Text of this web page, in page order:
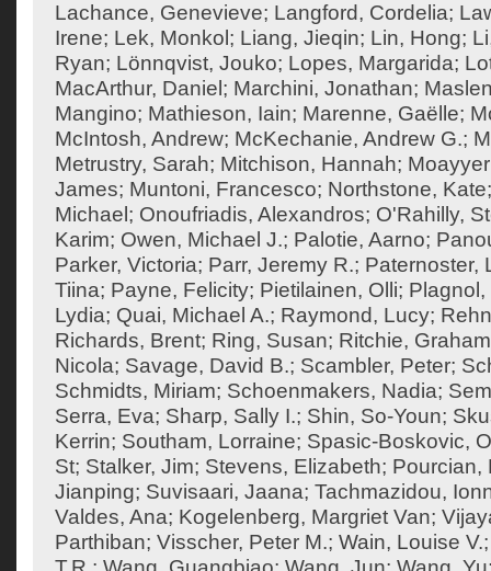
Lachance, Genevieve; Langford, Cordelia;
Irene; Lek, Monkol ; Liang, Jieqin; Lin, Hong;
Ryan; Lönnqvist, Jouko; Lopes, Margarida;
MacArthur, Daniel ; Marchini, Jonathan;
Mangino; Mathieson, Iain; Marenne, Gaëlle;
McIntosh, Andrew; McKechanie, Andrew G.;
Metrustry, Sarah; Mitchison, Hannah;
James; Muntoni, Francesco; Northstone, Kate
Michael ; Onoufriadis, Alexandros; O'Rahilly,
Karim; Owen, Michael J.; Palotie, Aarno;
Parker, Victoria; Parr, Jeremy R.; Paternoster,
Tiina; Payne, Felicity; Pietilainen, Olli;
Lydia; Quai, Michael A.; Raymond, Lucy;
Richards, Brent; Ring, Susan; Ritchie,
Nicola; Savage, David B.; Scambler, Peter;
Schmidts, Miriam; Schoenmakers, Nadia;
Serra, Eva; Sharp, Sally I.; Shin, So-Youn;
Kerrin; Southam, Lorraine; Spasic-Boskovic,
St; Stalker, Jim; Stevens, Elizabeth; Pourcian,
Jianping; Suvisaari, Jaana; Tachmazidou,
Valdes, Ana; Kogelenberg, Margriet Van;
Parthiban; Visscher, Peter M.; Wain, Louise V.